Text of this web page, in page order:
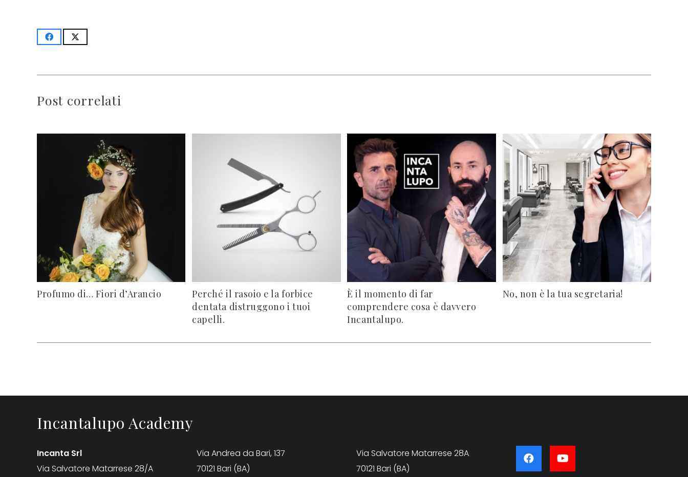
Post correlati
Profumo di… Fiori d’Arancio
Perché il rasoio e la forbice
dentata distruggono i tuoi
capelli.
È il momento di far
comprendere cosa è davvero
Incantalupo.
No, non è la tua segretaria!
Incantalupo Academy
Incanta Srl
Via Salvatore Matarrese 28/A
Via Andrea da Bari, 137
70121 Bari (BA)
Via Salvatore Matarrese 28A
70121 Bari (BA)